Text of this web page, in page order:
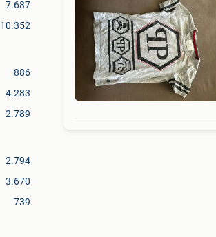
7.687
10.352
886
4.283
2.789
2.794
3.670
739